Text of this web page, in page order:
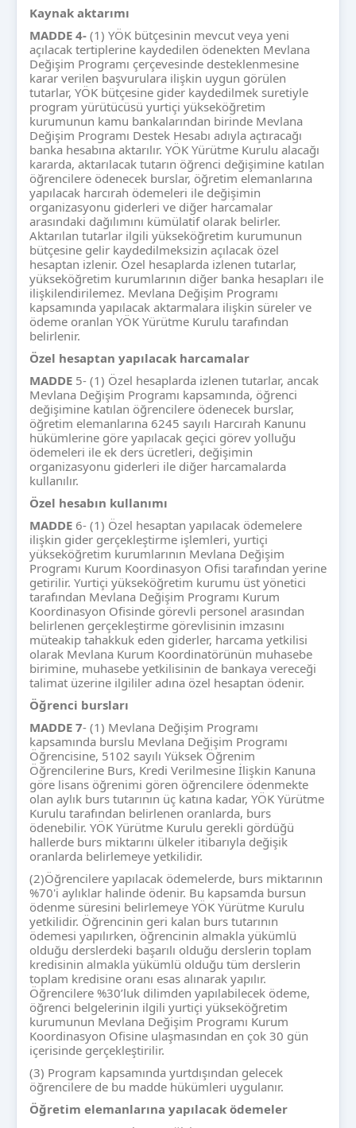
Kaynak aktarımı
MADDE 4- (1) YÖK bütçesinin mevcut veya yeni
açılacak tertiplerine kaydedilen ödenekten Mevlana
Değişim Programı çerçevesinde desteklenmesine
karar verilen başvurulara ilişkin uygun görülen
tutarlar, YÖK bütçesine gider kaydedilmek suretiyle
program yürütücüsü yurtiçi yükseköğretim
kurumunun kamu bankalarından birinde Mevlana
Değişim Programı Destek Hesabı adıyla açtıracağı
banka hesabına aktarılır. YÖK Yürütme Kurulu alacağı
kararda, aktarılacak tutarın öğrenci değişimine katılan
öğrencilere ödenecek burslar, öğretim elemanlarına
yapılacak harcırah ödemeleri ile değişimin
organizasyonu giderleri ve diğer harcamalar
arasındaki dağılımını kümülatif olarak belirler.
Aktarılan tutarlar ilgili yükseköğretim kurumunun
bütçesine gelir kaydedilmeksizin açılacak özel
hesaptan izlenir. Özel hesaplarda izlenen tutarlar,
yükseköğretim kurumlarının diğer banka hesapları ile
ilişkilendirilemez. Mevlana Değişim Programı
kapsamında yapılacak aktarmalara ilişkin süreler ve
ödeme oranlan YÖK Yürütme Kurulu tarafından
belirlenir.
Özel hesaptan yapılacak harcamalar
MADDE 5- (1) Özel hesaplarda izlenen tutarlar, ancak
Mevlana Değişim Programı kapsamında, öğrenci
değişimine katılan öğrencilere ödenecek burslar,
öğretim elemanlarına 6245 sayılı Harcırah Kanunu
hükümlerine göre yapılacak geçici görev yolluğu
ödemeleri ile ek ders ücretleri, değişimin
organizasyonu giderleri ile diğer harcamalarda
kullanılır.
Özel hesabın kullanımı
MADDE 6- (1) Özel hesaptan yapılacak ödemelere
ilişkin gider gerçekleştirme işlemleri, yurtiçi
yükseköğretim kurumlarının Mevlana Değişim
Programı Kurum Koordinasyon Ofisi tarafından yerine
getirilir. Yurtiçi yükseköğretim kurumu üst yönetici
tarafından Mevlana Değişim Programı Kurum
Koordinasyon Ofisinde görevli personel arasından
belirlenen gerçekleştirme görevlisinin imzasını
müteakip tahakkuk eden giderler, harcama yetkilisi
olarak Mevlana Kurum Koordinatörünün muhasebe
birimine, muhasebe yetkilisinin de bankaya vereceği
talimat üzerine ilgililer adına özel hesaptan ödenir.
Öğrenci bursları
MADDE 7- (1) Mevlana Değişim Programı
kapsamında burslu Mevlana Değişim Programı
Öğrencisine, 5102 sayılı Yüksek Öğrenim
Öğrencilerine Burs, Kredi Verilmesine İlişkin Kanuna
göre lisans öğrenimi gören öğrencilere ödenmekte
olan aylık burs tutarının üç katına kadar, YÖK Yürütme
Kurulu tarafından belirlenen oranlarda, burs
ödenebilir. YÖK Yürütme Kurulu gerekli gördüğü
hallerde burs miktarını ülkeler itibarıyla değişik
oranlarda belirlemeye yetkilidir.
(2)Öğrencilere yapılacak ödemelerde, burs miktarının
%70'i aylıklar halinde ödenir. Bu kapsamda bursun
ödenme süresini belirlemeye YÖK Yürütme Kurulu
yetkilidir. Öğrencinin geri kalan burs tutarının
ödemesi yapılırken, öğrencinin almakla yükümlü
olduğu derslerdeki başarılı olduğu derslerin toplam
kredisinin almakla yükümlü olduğu tüm derslerin
toplam kredisine oranı esas alınarak yapılır.
Öğrencilere %30’luk dilimden yapılabilecek ödeme,
öğrenci belgelerinin ilgili yurtiçi yükseköğretim
kurumunun Mevlana Değişim Programı Kurum
Koordinasyon Ofisine ulaşmasından en çok 30 gün
içerisinde gerçekleştirilir.
(3) Program kapsamında yurtdışından gelecek
öğrencilere de bu madde hükümleri uygulanır.
Öğretim elemanlarına yapılacak ödemeler